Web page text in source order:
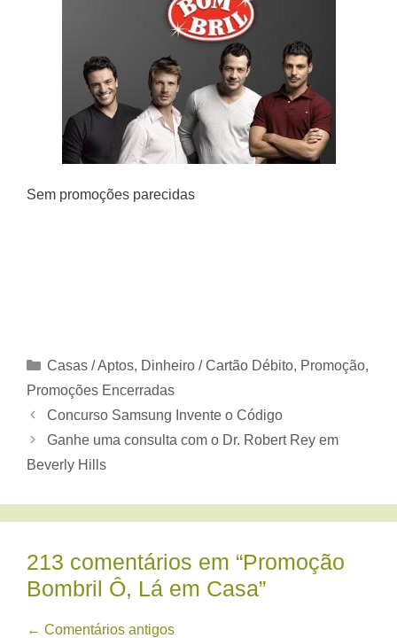
Sem promoções parecidas
Categorias
Casas / Aptos, Dinheiro / Cartão Débito, Promoção,
Promoções Encerradas
Concurso Samsung Invente o Código
Ganhe uma consulta com o Dr. Robert Rey em
Beverly Hills
213 comentários em “Promoção
Bombril Ô, Lá em Casa”
Navegação
← Comentários antigos